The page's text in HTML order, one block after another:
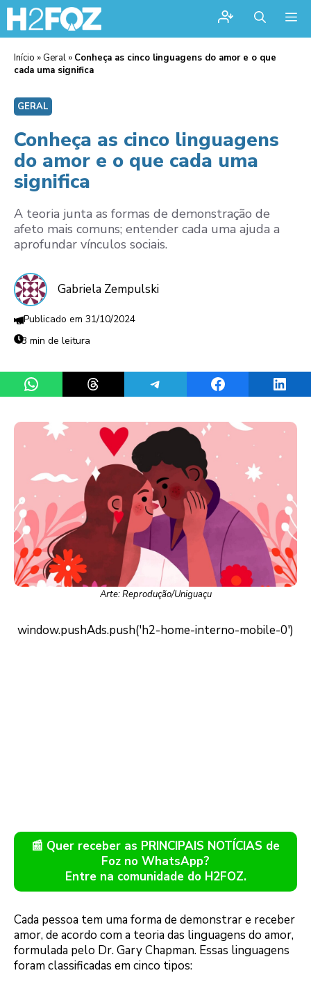
Início » Geral » Conheça as cinco linguagens do amor e o que
cada uma significa
GERAL
Conheça as cinco linguagens
do amor e o que cada uma
significa
A teoria junta as formas de demonstração de
afeto mais comuns; entender cada uma ajuda a
aprofundar vínculos sociais.
Gabriela Zempulski
31/10/2024
3 min de leitura
Share on WhatsAppShare on ThreadsShare on TelegramShare on Facebook
Arte: Reprodução/Uniguaçu
📰 Quer receber as PRINCIPAIS NOTÍCIAS de
Foz no WhatsApp?
Entre na comunidade do H2FOZ.
Cada pessoa tem uma forma de demonstrar e receber
amor, de acordo com a teoria das linguagens do amor,
formulada pelo Dr. Gary Chapman. Essas linguagens
foram classificadas em cinco tipos: